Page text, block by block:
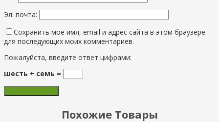
Эл. почта:
Сохранить моё имя, email и адрес сайта в этом браузере
для последующих моих комментариев.
Пожалуйста, введите ответ цифрами:
шесть + семь =
Похожие Товары